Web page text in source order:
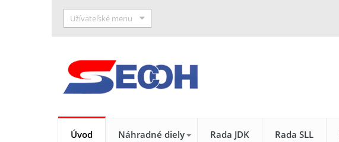
Užívateľské menu
Úvod Náhradné diely Rada JDK Rada SLL